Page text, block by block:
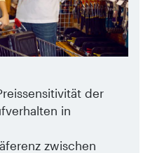
der
in
zwischen